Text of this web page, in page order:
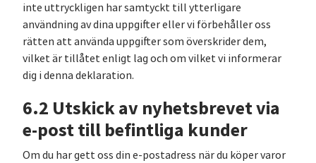
inte uttryckligen har samtyckt till ytterligare
användning av dina uppgifter eller vi förbehåller oss
rätten att använda uppgifter som överskrider dem,
vilket är tillåtet enligt lag och om vilket vi informerar
dig i denna deklaration.
6.2 Utskick av nyhetsbrevet via
e-post till befintliga kunder
Om du har gett oss din e-postadress när du köper varor